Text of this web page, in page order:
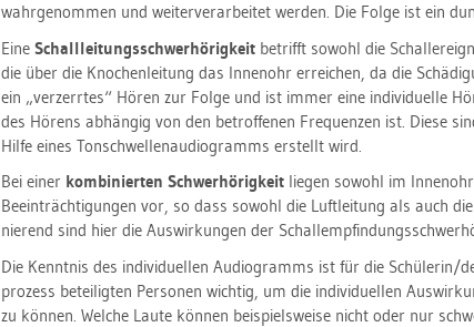
wahr­ge­nom­men und wei­ter­ver­ar­bei­tet wer­den. Die Folge ist ein
Eine Schall­lei­tungs­schwer­hö­rig­keitbe­trifft so­wohl die
die über die Kno­chen­lei­tung das In­nen­ohr er­rei­chen, da die
ein „ver­zerr­tes“ Hören zur Folge und ist immer eine in­di­vi­du­el­le
des Hö­rens ab­hän­gig von den be­trof­fe­nen Fre­quen­zen ist. Diese
Hilfe eines Ton­schwel­len­au­dio­gramms er­stellt wird.
Bei einer kom­bi­nier­ten Schwer­hö­rig­keitlie­gen so­wohl im
Be­ein­träch­ti­gun­gen vor, so dass so­wohl die Luft­lei­tung als auch
nie­rend sind hier die Aus­wir­kun­gen der
Die Kennt­nis des in­di­vi­du­el­len Au­dio­gramms ist für die Schü­le­rin/
pro­zess be­tei­lig­ten Per­so­nen wich­tig, um die in­di­vi­du­el­len
zu kön­nen. Wel­che Laute kön­nen bei­spiels­wei­se nicht oder nur